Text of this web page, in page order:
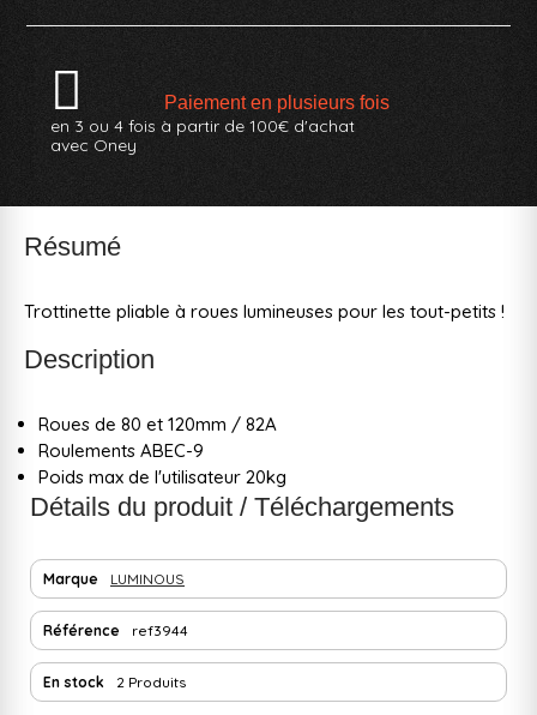
Paiement en plusieurs fois
en 3 ou 4 fois à partir de 100€ d'achat
avec Oney
Résumé
Trottinette pliable à roues lumineuses pour les tout-petits !
Description
Roues de 80 et 120mm / 82A
Roulements ABEC-9
Poids max de l'utilisateur 20kg
Détails du produit / Téléchargements
Marque LUMINOUS
Référence ref3944
En stock 2 Produits